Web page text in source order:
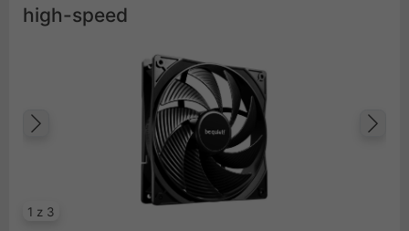
high-speed
1 z 3
Poprzedni